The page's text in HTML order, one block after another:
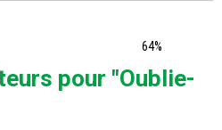
64%
pour "Oublie-